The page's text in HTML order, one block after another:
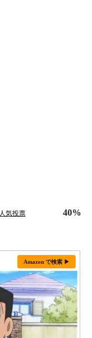
気投票 40%
Amazon で検索 ▶